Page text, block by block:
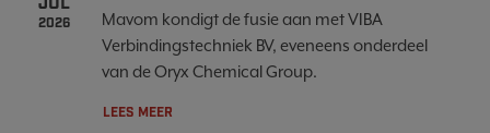
2026
Mavom kondigt de fusie aan met VIBA
Verbindingstechniek BV, eveneens onderdeel
van de Oryx Chemical Group.
LEES MEER